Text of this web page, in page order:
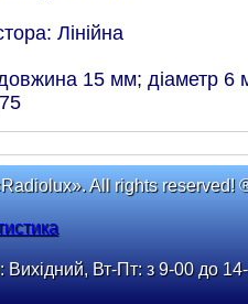
Лінійна
довжина 15 мм; діаметр 6
All rights reserved!
Вт-Пт: з 9-00 до